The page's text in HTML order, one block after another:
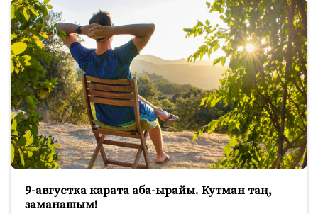
9-августка карата аба-ырайы. Кутман таң,
заманашым!